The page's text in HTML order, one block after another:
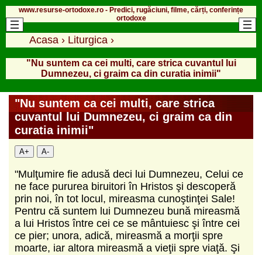
www.resurse-ortodoxe.ro - Predici, rugăciuni, filme, cărți, conferințe
ortodoxe
Acasa › Liturgica ›
"Nu suntem ca cei multi, care strica cuvantul lui
Dumnezeu, ci graim ca din curatia inimii"
"Nu suntem ca cei multi, care strica
cuvantul lui Dumnezeu, ci graim ca din
curatia inimii"
A+ A-
"Mulţumire fie adusă deci lui Dumnezeu, Celui ce
ne face pururea biruitori în Hristos şi descoperă
prin noi, în tot locul, mireasma cunoştinţei Sale!
Pentru că suntem lui Dumnezeu bună mireasmă
a lui Hristos între cei ce se mântuiesc şi între cei
ce pier; unora, adică, mireasmă a morţii spre
moarte, iar altora mireasmă a vieţii spre viaţă. Şi